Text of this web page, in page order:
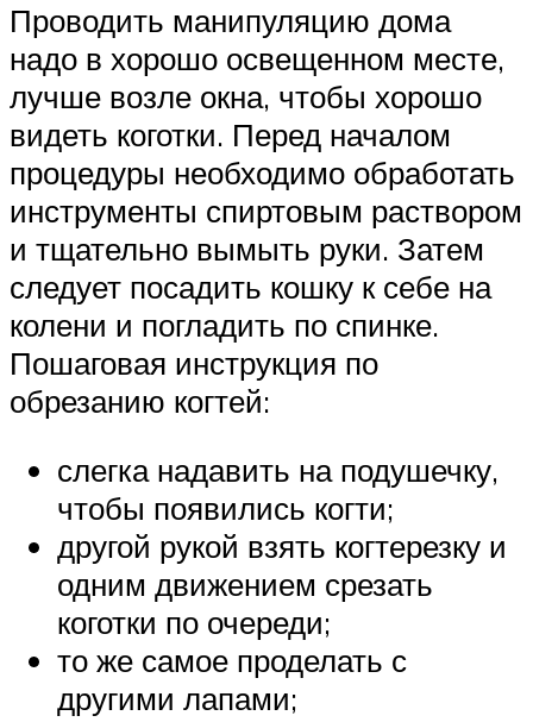
Проводить манипуляцию дома
надо в хорошо освещенном месте,
лучше возле окна, чтобы хорошо
видеть коготки. Перед началом
процедуры необходимо обработать
инструменты спиртовым раствором
и тщательно вымыть руки. Затем
следует посадить кошку к себе на
колени и погладить по спинке.
Пошаговая инструкция по
обрезанию когтей:
слегка надавить на подушечку,
чтобы появились когти;
другой рукой взять когтерезку и
одним движением срезать
коготки по очереди;
то же самое проделать с
другими лапами;